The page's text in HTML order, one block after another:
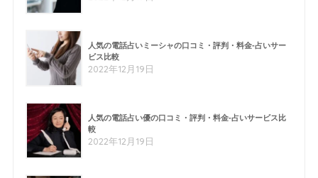
人気の電話占いミーシャの口コミ・評判・料金-占いサー
ビス比較
2022年12月19日
人気の電話占い優の口コミ・評判・料金-占いサービス比
較
2022年12月19日